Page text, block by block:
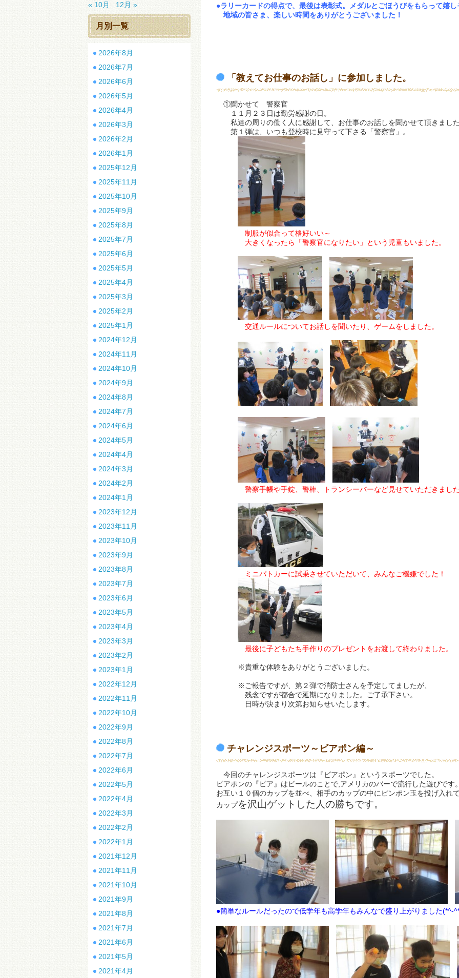
●ラリーカードの得点で、最後は表彰式。メダルとごほうびをもらって嬉
地域の皆さま、楽しい時間をありがとうございました！
「教えてお仕事のお話し」に参加しました。
①聞かせて 警察官
１１月２３日は勤労感謝の日。
私達の周りの働く人に感謝して、お仕事のお話しを聞かせて頂きまし
第１弾は、いつも登校時に見守って下さる「警察官」。
制服が似合って格好いい～
大きくなったら「警察官になりたい」という児童もいました。
交通ルールについてお話しを聞いたり、ゲームをしました。
警察手帳や手錠、警棒、トランシーバーなど見せていただきまし
ミニパトカーに試乗させていただいて、みんなご機嫌でした！
最後に子どもたち手作りのプレゼントをお渡して終わりました。
※貴重な体験をありがとうございました。
※ご報告ですが、第２弾で消防士さんを予定してましたが、
残念ですが都合で延期になりました。ご了承下さい。
日時が決まり次第お知らせいたします。
チャレンジスポーツ～ビアポン編～
今回のチャレンジスポーツは『ビアポン』というスポーツでした。
ビアポンの『ビア』はビールのことで,アメリカのバーで流行した遊びです
お互い１０個のカップを並べ、相手のカップの中にピンポン玉を投げ入れ
カップを沢山ゲットした人の勝ちです。
●簡単なルールだったので低学年も高学年もみんなで盛り上がりました(*^-
« 10月
12月 »
月別一覧
2026年8月
2026年7月
2026年6月
2026年5月
2026年4月
2026年3月
2026年2月
2026年1月
2025年12月
2025年11月
2025年10月
2025年9月
2025年8月
2025年7月
2025年6月
2025年5月
2025年4月
2025年3月
2025年2月
2025年1月
2024年12月
2024年11月
2024年10月
2024年9月
2024年8月
2024年7月
2024年6月
2024年5月
2024年4月
2024年3月
2024年2月
2024年1月
2023年12月
2023年11月
2023年10月
2023年9月
2023年8月
2023年7月
2023年6月
2023年5月
2023年4月
2023年3月
2023年2月
2023年1月
2022年12月
2022年11月
2022年10月
2022年9月
2022年8月
2022年7月
2022年6月
2022年5月
2022年4月
2022年3月
2022年2月
2022年1月
2021年12月
2021年11月
2021年10月
2021年9月
2021年8月
2021年7月
2021年6月
2021年5月
2021年4月